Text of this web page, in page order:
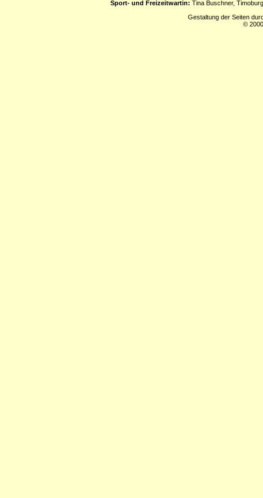
Sport- und Freizeitwartin: Tina Buschner,
Gestaltung der Seiten
©